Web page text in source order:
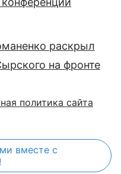
раскрыл
на фронте
политика сайта
вместе с